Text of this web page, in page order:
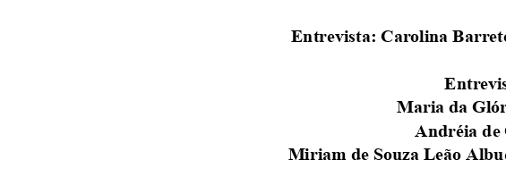
Entrevista: Carolina
Maria da
Andréia de
Miriam de Souza Leão